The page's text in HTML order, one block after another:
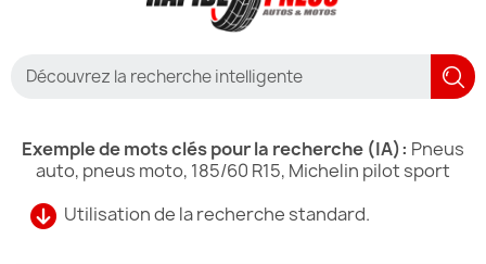
Utilisation de la recherche standard.
Exemple de mots clés pour la recherche (IA): Pneus
auto, pneus moto, 185/60 R15, Michelin pilot sport